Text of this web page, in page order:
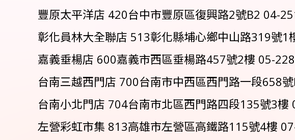
豐原太平洋店 420台中市豐原區復興路2號B2 04-
彰化員林大全聯店 513彰化縣埔心鄉中山路319號1
嘉義垂楊店 600嘉義市西區垂楊路457號2樓 05-
台南三越西門店 700台南市中西區西門路一段658
台南小北門店 704台南市北區西門路四段135號3樓
左營彩虹市集 813高雄市左營區高鐵路115號4樓